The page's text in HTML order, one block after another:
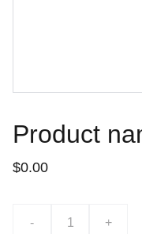
Product
$0.00
- +